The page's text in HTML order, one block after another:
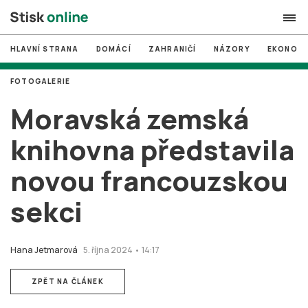
search
# MUNI
# Brno
# volby
login PŘIHLÁSIT SE
Zapomněli jste heslo?
HLAVNÍ STRANA DOMÁCÍ ZAHRANIČÍ NÁZORY
Moravská zemská
knihovna představila
novou francouzskou
sekci
Hana Jetmarová 5. října 2024 • 14:17
FOTOGALERIE
ZPĚT NA ČLÁNEK